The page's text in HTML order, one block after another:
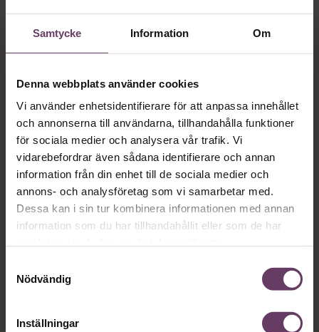
Samtycke Information Om
Denna webbplats använder cookies
Vi använder enhetsidentifierare för att anpassa innehållet
och annonserna till användarna, tillhandahålla funktioner
för sociala medier och analysera vår trafik. Vi
vidarebefordrar även sådana identifierare och annan
information från din enhet till de sociala medier och
annons- och analysföretag som vi samarbetar med.
Dessa kan i sin tur kombinera informationen med annan
information som du har tillhandahållit eller som de har
Nödvändig
Inställningar
Skriv som en vd med en
app
MVH VD
Kan en app som förvandlar
text till korthugget vd-språk – utan
artighetsfraser, men gärna stavfel – vara
vägen för den som vill nå fram till
toppcheferna?
Kommunikation